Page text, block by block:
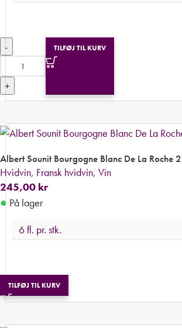
-
+
TILFØJ TIL KURV
Albert Sounit Bourgogne Blanc De La Roche
Hvidvin, Fransk hvidvin, Vin
245,00 kr
● På lager
6 fl. pr. stk.
TILFØJ TIL KURV